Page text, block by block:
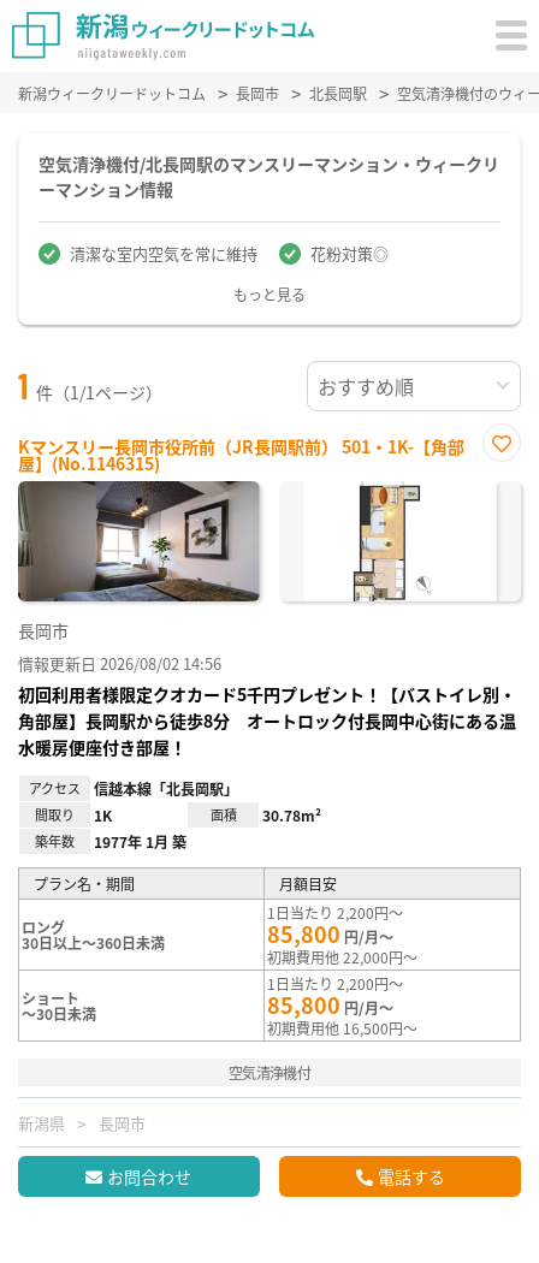
新潟ウィークリードットコム 長岡市 北長岡駅 空気清浄機付のウィ
空気清浄機付/北長岡駅のマンスリーマンション・ウィークリ
ーマンション情報
清潔な室内空気を常に維持 花粉対策◎
もっと見る
1 件（1/1ページ）
Kマンスリー長岡市役所前（JR長岡駅前） 501・1K-【角部
屋】(No.1146315)
に入
長岡市
情報更新日 2026/08/02 14:56
初回利用者様限定クオカード5千円プレゼント！【バストイレ別・
角部屋】長岡駅から徒歩8分 オートロック付長岡中心街にある温
水暖房便座付き部屋！
アクセス 信越本線「北長岡駅」
間取り 1K 面積 30.78m²
築年数 1977年 1月 築
プラン名・期間 月額目安
ロング
30日以上～360日未満
1日当たり 2,200円～
85,800 円/月～
初期費用他 22,000円～
ショート
～30日未満
1日当たり 2,200円～
85,800 円/月～
初期費用他 16,500円～
空気清浄機付
新潟県 長岡市
お問合わせ 電話する